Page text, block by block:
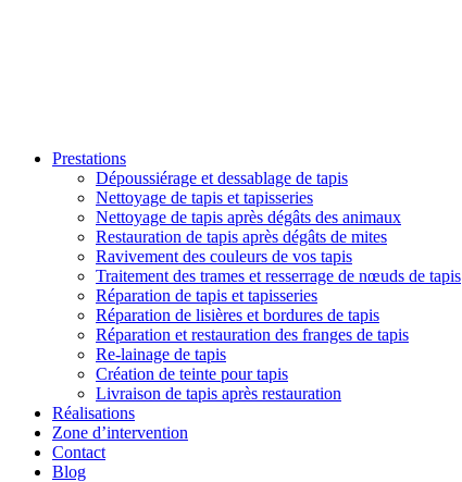
Prestations
Dépoussiérage et dessablage de tapis
Nettoyage de tapis et tapisseries
Nettoyage de tapis après dégâts des animaux
Restauration de tapis après dégâts de mites
Ravivement des couleurs de vos tapis
Traitement des trames et resserrage de nœuds de tapis
Réparation de tapis et tapisseries
Réparation de lisières et bordures de tapis
Réparation et restauration des franges de tapis
Re-lainage de tapis
Création de teinte pour tapis
Livraison de tapis après restauration
Réalisations
Zone d’intervention
Contact
Blog